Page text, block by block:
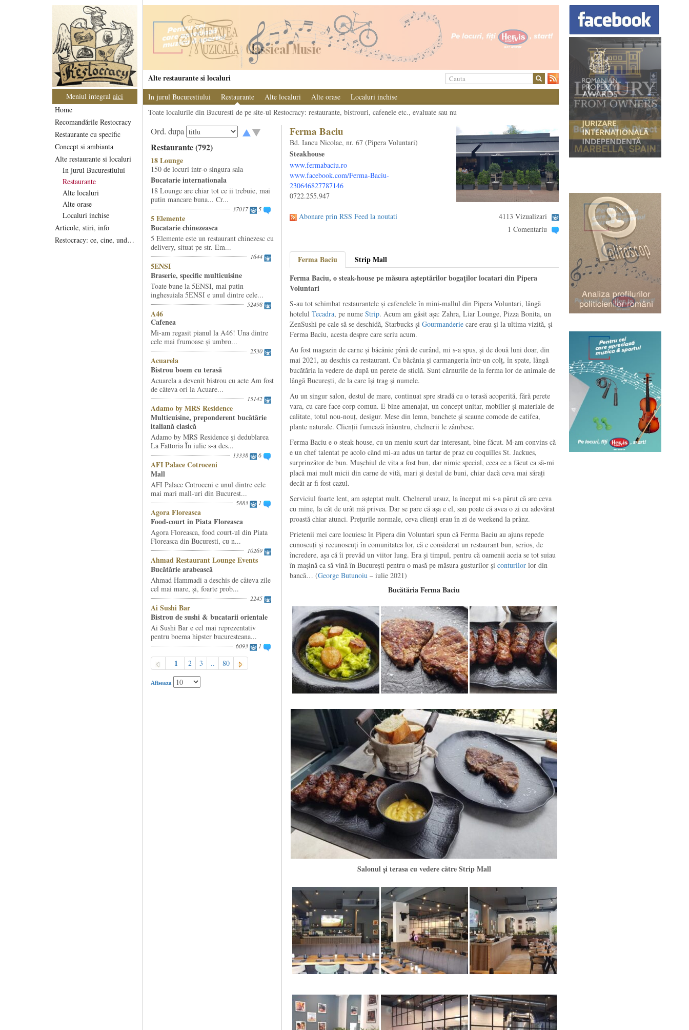
Meniul integralaici
Home
Recomandările Restocracy
Restaurante cu specific
Concept si ambianta
Alte restaurante si localuri
In jurul Bucurestiului
Restaurante
Alte localuri
Alte orase
Localuri inchise
Articole, stiri, info
Restocracy: ce, cine, unde...
Alte restaurante si localuri
In jurul Bucurestiului Restaurante Alte localuri Alte orase
Localuri inchise
Toate localurile din Bucuresti de pe site-ul Restocracy: restaurante, bistrouri, cafenele etc., evaluate sau nu
Ord. dupa
Restaurante (792)
18 Lounge
150 de locuri intr-o singura sala
Bucatarie internationala
18 Lounge are chiar tot ce ii trebuie, mai
putin mancare buna... Cr...
37017 5
5 Elemente
Bucatarie chinezeasca
5 Elemente este un restaurant chinezesc cu
delivery, situat pe str. Em...
1644
5ENSI
Braserie, specific multicuisine
Toate bune la 5ENSI, mai putin
inghesuiala 5ENSI e unul dintre cele...
52498
A46
Cafenea
Mi-am regasit pianul la A46! Una dintre
cele mai frumoase și umbro...
2530
Acuarela
Bistrou boem cu terasă
Acuarela a devenit bistrou cu acte Am fost
de câteva ori la Acuare...
15142
Adamo by MRS Residence
Multicuisine, preponderent bucătărie
italiană clasică
Adamo by MRS Residence și dedublarea
La Fattoria În iulie s-a des...
13338 6
AFI Palace Cotroceni
Mall
AFI Palace Cotroceni e unul dintre cele
mai mari mall-uri din Bucurest...
5883 1
Agora Floreasca
Food-court in Piata Floreasca
Agora Floreasca, food court-ul din Piata
Floreasca din Bucuresti, cu n...
10269
Ahmad Restaurant Lounge Events
Bucătărie arabească
Ahmad Hammadi a deschis de câteva zile
cel mai mare, și, foarte prob...
2245
Ai Sushi Bar
Bistrou de sushi & bucatarii orientale
Ai Sushi Bar e cel mai reprezentativ
pentru boema hipster bucuresteana...
6093 1
1 2 3 .. 80
Afiseaza
Ferma Baciu
Bd. Iancu Nicolae, nr. 67 (Pipera Voluntari)
Steakhouse
www.fermabaciu.ro
www.facebook.com/Ferma-Baciu-
230646827787146
0722.255.947
Abonare prin RSS Feed la noutati
4113 Vizualizari
1 Comentariu
Ferma Baciu
Strip Mall
Ferma Baciu, o steak-house pe măsura așteptărilor bogaților locatari din Pipera
Voluntari
S-au tot schimbat restaurantele și cafenelele în mini-mallul din Pipera Voluntari, lângă
hotelul Tecadra, pe nume Strip. Acum am găsit așa: Zahra, Liar Lounge, Pizza Bonita, un
ZenSushi pe cale să se deschidă, Starbucks și Gourmanderiecare erau și la ultima vizită, și
Ferma Baciu, acesta despre care scriu acum.
Au fost magazin de carne și băcănie până de curând, mi s-a spus, și de două luni doar, din
mai 2021, au deschis ca restaurant. Cu băcănia și carmangeria într-un colț, în spate, lângă
bucătăria la vedere de după un perete de sticlă. Sunt cărnurile de la ferma lor de animale de
lângă București, de la care își trag și numele.
Au un singur salon, destul de mare, continuat spre stradă cu o terasă acoperită, fără perete
vara, cu care face corp comun. E bine amenajat, un concept unitar, mobilier și materiale de
calitate, totul nou-nouț, desigur. Mese din lemn, banchete și scaune comode de catifea,
plante naturale. Clienții fumează înăuntru, chelnerii le zâmbesc.
Ferma Baciu e o steak house, cu un meniu scurt dar interesant, bine făcut. M-am convins că
e un chef talentat pe acolo când mi-au adus un tartar de praz cu coquilles St. Jackues,
surprinzător de bun. Mușchiul de vita a fost bun, dar nimic special, ceea ce a făcut ca să-mi
placă mai mult micii din carne de vită, mari și destul de buni, chiar dacă ceva mai sărați
decât ar fi fost cazul.
Serviciul foarte lent, am așteptat mult. Chelnerul ursuz, la început mi s-a părut că are ceva
cu mine, la cât de urât mă privea. Dar se pare că așa e el, sau poate că avea o zi cu adevărat
proastă chiar atunci. Prețurile normale, ceva clienți erau în zi de weekend la prânz.
Prietenii mei care locuiesc în Pipera din Voluntari spun că Ferma Baciu au ajuns repede
cunoscuți și recunoscuți în comunitatea lor, că e considerat un restaurant bun, serios, de
încredere, așa că îi prevăd un viitor lung. Era și timpul, pentru că oamenii aceia se tot suiau
în mașină ca să vină în București pentru o masă pe măsura gusturilor și conturilorlor din
bancă… (George Butunoiu– iulie 2021)
Bucătăria Ferma Baciu
Salonul și terasa cu vedere către Strip Mall